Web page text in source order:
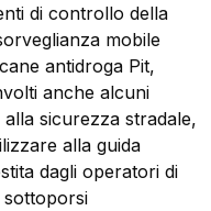
di controllo della
mobile
antidroga Pit,
anche alcuni
sicurezza stradale,
alla guida
dagli operatori di